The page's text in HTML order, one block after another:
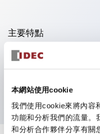
本網站使用cookie
我們使用cookie來將內容
功能和分析我們的流量。
和分析合作夥伴分享有關
主要特點
可進行集合密著安裝
附鎖選擇開關採用高安
防護結構為IP65（